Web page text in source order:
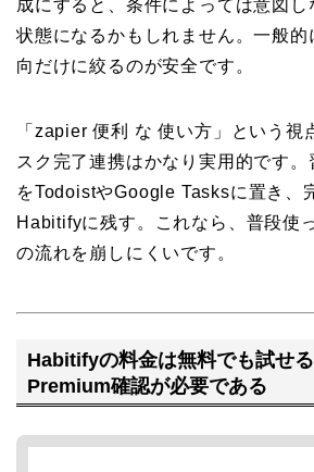
成にすると、条件によっては意図し
状態になるかもしれません。一般的
向だけに絞るのが安全です。
「zapier 便利 な 使い方」という視
スク完了連携はかなり実用的です。
をTodoistやGoogle Tasksに置き、
Habitifyに残す。これなら、普段使
の流れを崩しにくいです。
Habitifyの料金は無料でも試せ
Premium確認が必要である